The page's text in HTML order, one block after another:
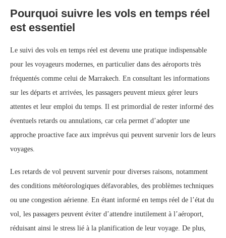
Pourquoi suivre les vols en temps réel
est essentiel
Le suivi des vols en temps réel est devenu une pratique indispensable
pour les voyageurs modernes, en particulier dans des aéroports très
fréquentés comme celui de Marrakech. En consultant les informations
sur les départs et arrivées, les passagers peuvent mieux gérer leurs
attentes et leur emploi du temps. Il est primordial de rester informé des
éventuels retards ou annulations, car cela permet d’adopter une
approche proactive face aux imprévus qui peuvent survenir lors de leurs
voyages.
Les retards de vol peuvent survenir pour diverses raisons, notamment
des conditions météorologiques défavorables, des problèmes techniques
ou une congestion aérienne. En étant informé en temps réel de l’état du
vol, les passagers peuvent éviter d’attendre inutilement à l’aéroport,
réduisant ainsi le stress lié à la planification de leur voyage. De plus,